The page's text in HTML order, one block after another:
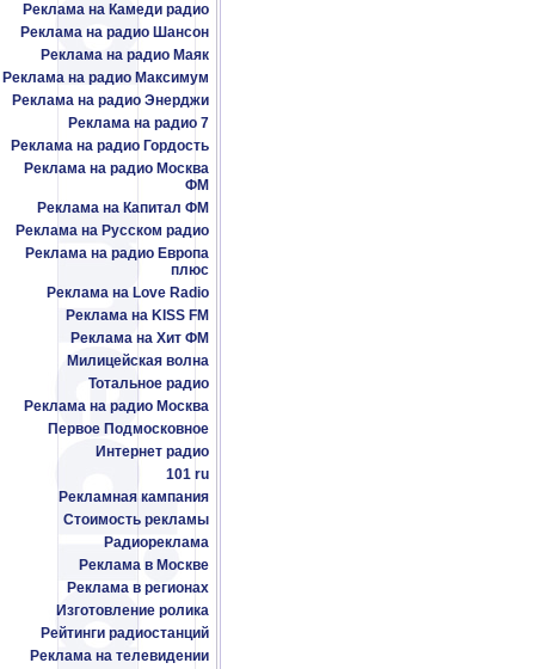
Реклама на Камеди радио
Реклама на радио Шансон
Реклама на радио Маяк
Реклама на радио Максимум
Реклама на радио Энерджи
Реклама на радио 7
Реклама на радио Гордость
Реклама на радио Москва
ФМ
Реклама на Капитал ФМ
Реклама на Русском радио
Реклама на радио Европа
плюс
Реклама на Love Radio
Реклама на KISS FM
Реклама на Хит ФМ
Милицейская волна
Тотальное радио
Реклама на радио Москва
Первое Подмосковное
Интернет радио
101 ru
Рекламная кампания
Стоимость рекламы
Радиореклама
Реклама в Москве
Реклама в регионах
Изготовление ролика
Рейтинги радиостанций
Реклама на телевидении